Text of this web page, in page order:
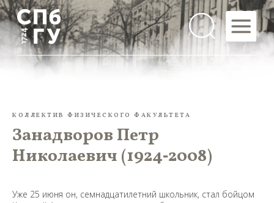
КОЛЛЕКТИВ ФИЗИЧЕСКОГО ФАКУЛЬТЕТА
Занадворов Петр
Николаевич (1924‑2008)
Уже 25 июня он, семнадцатилетний школьник, стал бойцом